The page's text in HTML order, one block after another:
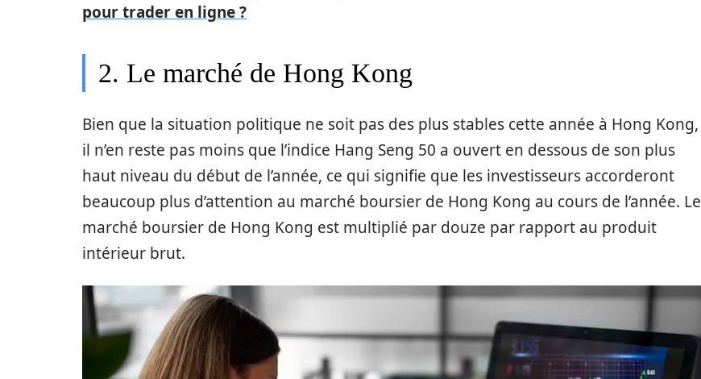
pour trader en ligne ?
2. Le marché de Hong Kong
Bien que la situation politique ne soit pas des plus stables cette année à Hong Kong,
il n’en reste pas moins que l’indice Hang Seng 50 a ouvert en dessous de son plus
haut niveau du début de l’année, ce qui signifie que les investisseurs accorderont
beaucoup plus d’attention au marché boursier de Hong Kong au cours de l’année. Le
marché boursier de Hong Kong est multiplié par douze par rapport au produit
intérieur brut.